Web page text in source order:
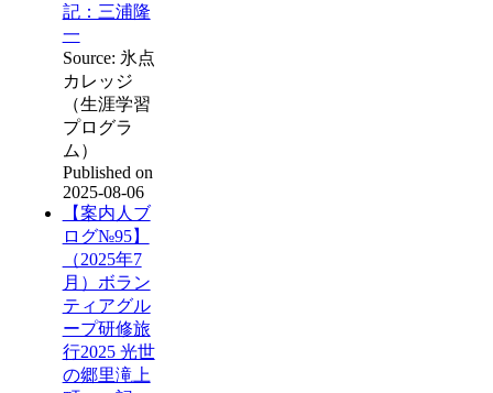
記：三浦隆
一
Source: 氷点
カレッジ
（生涯学習
プログラ
ム）
Published on
2025-08-06
【案内人ブ
ログ№95】
（2025年7
月）ボラン
ティアグル
ープ研修旅
行2025 光世
の郷里滝上